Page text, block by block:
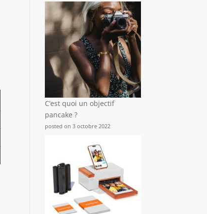
C’est quoi un objectif
pancake ?
posted on 3 octobre 2022